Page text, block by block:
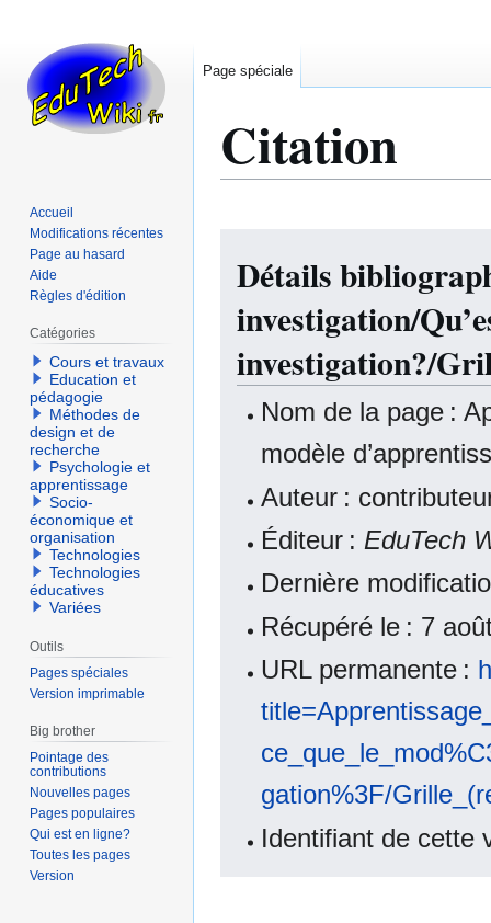
Citation
navigation
recherche
Détails
investigation/
investigation?/
Nom de la page :
modèle
Auteur :
Éditeur : EduTech
Dernière
Récupéré le : 7
URL permanente :
gation%3F/
Identifiant de cette
Page spéciale
Accueil
Modifications récentes
Page au hasard
Aide
Règles d'édition
Catégories
Cours et travaux
Education et
pédagogie
Méthodes de
design et de
recherche
Psychologie et
apprentissage
Socio-
économique et
organisation
Technologies
Technologies
éducatives
Variées
Outils
Pages spéciales
Version imprimable
Big brother
Pointage des
contributions
Nouvelles pages
Pages populaires
Qui est en ligne?
Toutes les pages
Version